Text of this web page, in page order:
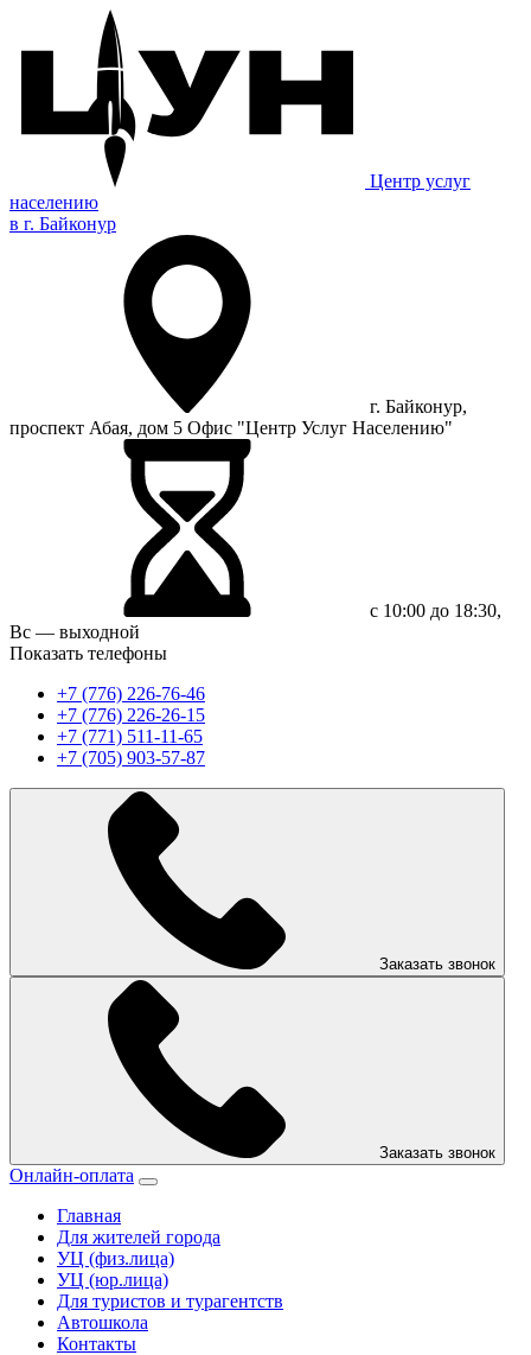
Центр услуг
населению
в г. Байконур
г. Байконур,
проспект Абая, дом 5 Офис "Центр Услуг Населению"
с 10:00 до 18:30,
Вс — выходной
Показать телефоны
+7 (776) 226-76-46
+7 (776) 226-26-15
+7 (771) 511-11-65
+7 (705) 903-57-87
Заказать звонок
Заказать звонок
Онлайн-оплата
Главная
Для жителей города
УЦ (физ.лица)
УЦ (юр.лица)
Для туристов и турагентств
Автошкола
Контакты